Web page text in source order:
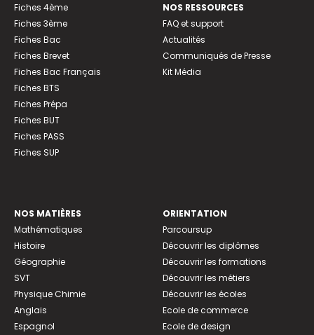
Fiches 4ème
Fiches 3ème
Fiches Bac
Fiches Brevet
Fiches Bac Français
Fiches BTS
Fiches Prépa
Fiches BUT
Fiches PASS
Fiches SUP
NOS RESSOURCES
FAQ et support
Actualités
Communiqués de Presse
Kit Média
NOS MATIÈRES
Mathématiques
Histoire
Géographie
SVT
Physique Chimie
Anglais
Espagnol
ORIENTATION
Parcoursup
Découvrir les diplômes
Découvrir les formations
Découvrir les métiers
Découvrir les écoles
Ecole de commerce
Ecole de design